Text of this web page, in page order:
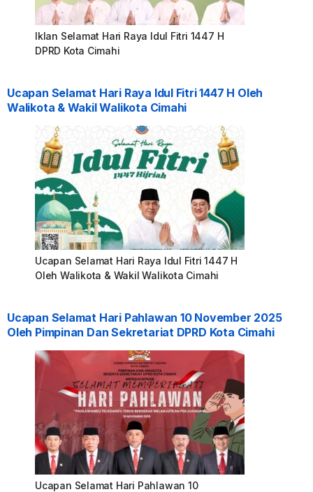
Iklan Selamat Hari Raya Idul Fitri 1447 H
DPRD Kota Cimahi
Ucapan Selamat Hari Raya Idul Fitri 1447 H Oleh
Walikota & Wakil Walikota Cimahi
Ucapan Selamat Hari Raya Idul Fitri 1447 H
Oleh Walikota & Wakil Walikota Cimahi
Ucapan Selamat Hari Pahlawan 10 November 2025
Oleh Pimpinan Dan Sekretariat DPRD Kota Cimahi
Ucapan Selamat Hari Pahlawan 10